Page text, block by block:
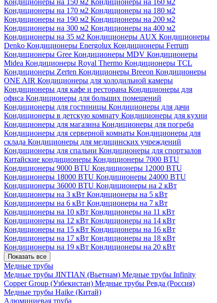
Кондиционеры на 150 м2 Кондиционеры на 160 м2
Кондиционеры на 170 м2 Кондиционеры на 180 м2
Кондиционеры на 190 м2 Кондиционеры на 200 м2
Кондиционеры на 300 м2 Кондиционеры на 400 м2
Кондиционеры на 35 м2 Кондиционеры AUX Кондиционеры
Denko Кондиционеры Energolux Кондиционеры Ferrum
Кондиционеры Gree Кондиционеры MDV Кондиционеры
Midea Кондиционеры Royal Thermo Кондиционеры TCL
Кондиционеры Zerten Кондиционеры Breeon Кондиционеры
ONE AIR Кондиционеры для холодильной камеры
Кондиционеры для кафе и ресторана Кондиционеры для
офиса Кондиционеры для больших помещений
Кондиционеры для гостиницы Кондиционеры для дачи
Кондиционеры в детскую комнату Кондиционеры для кухни
Кондиционеры для магазина Кондиционеры для погреба
Кондиционеры для серверной комнаты Кондиционеры для
склада Кондиционеры для медицинских учреждений
Кондиционеры для спальни Кондиционеры для спортзалов
Китайские кондиционеры Кондиционеры 7000 BTU
Кондиционеры 9000 BTU Кондиционеры 12000 BTU
Кондиционеры 18000 BTU Кондиционеры 24000 BTU
Кондиционеры 36000 BTU Кондиционеры на 2 кВт
Кондиционеры на 3 кВт Кондиционеры на 5 кВт
Кондиционеры на 6 кВт Кондиционеры на 7 кВт
Кондиционеры на 10 кВт Кондиционеры на 11 кВт
Кондиционеры на 12 кВт Кондиционеры на 14 кВт
Кондиционеры на 15 кВт Кондиционеры на 16 кВт
Кондиционеры на 17 кВт Кондиционеры на 18 кВт
Кондиционеры на 19 кВт Кондиционеры на 20 кВт
Показать все
Медные трубы
Медные трубы JINTIAN (Вьетнам) Медные трубы Infinity
Copper Group (Узбекистан) Медные трубы Ревда (Россия)
Медные трубы Haike (Китай)
Алюминиевая труба